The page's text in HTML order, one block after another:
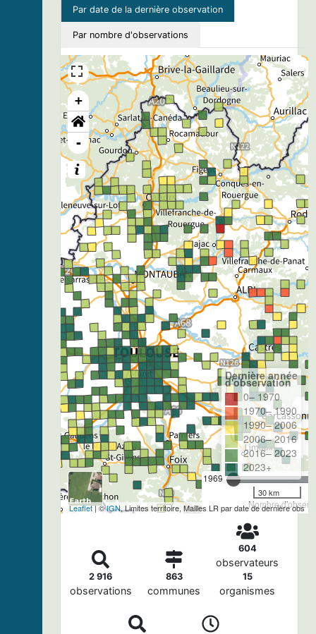
Par date de la dernière observation
Par nombre d'observations
+
-
1969
Nombre
Dernière année
d'observation
0– 1970
1970– 1990
1990– 2006
2006– 2016
2016– 2023
2023+
30 km
Leaflet| ©IGN, Limites territoire, Mailles LR par date de dernière obs
2 916
observations
863
communes
604
observateurs
15
organismes